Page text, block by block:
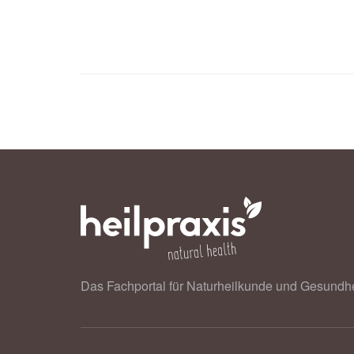
Das Fachportal für Naturheilkunde und